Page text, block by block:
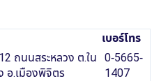
เบอร์โทร
ถนนสระหลวง ต.ใน
อ.เมืองพิจิตร
0-5665-
1407